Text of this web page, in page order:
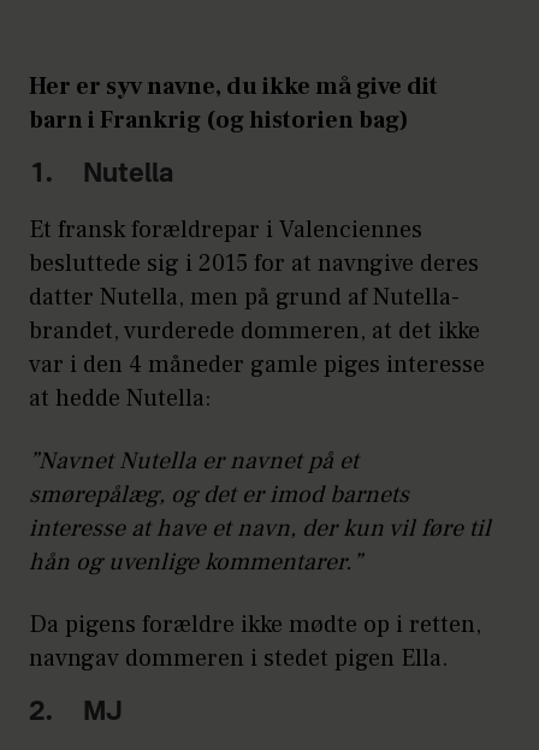
Her er syv navne, du ikke må give dit
barn i Frankrig (og historien bag)
1. Nutella
Et fransk forældrepar i Valenciennes
besluttede sig i 2015 for at navngive deres
datter Nutella, men på grund af Nutella-
brandet, vurderede dommeren, at det ikke
var i den 4 måneder gamle piges interesse
at hedde Nutella:
”Navnet Nutella er navnet på et
smørepålæg, og det er imod barnets
interesse at have et navn, der kun vil føre til
hån og uvenlige kommentarer.”
Da pigens forældre ikke mødte op i retten,
navngav dommeren i stedet pigen Ella.
2. MJ